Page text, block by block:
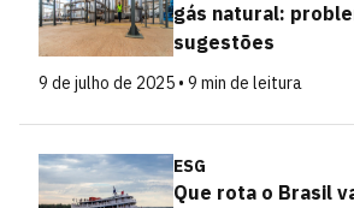
gás natural:
sugestões
9 de julho de 2025 • 9 min de leitura
ESG
Que rota o Brasil